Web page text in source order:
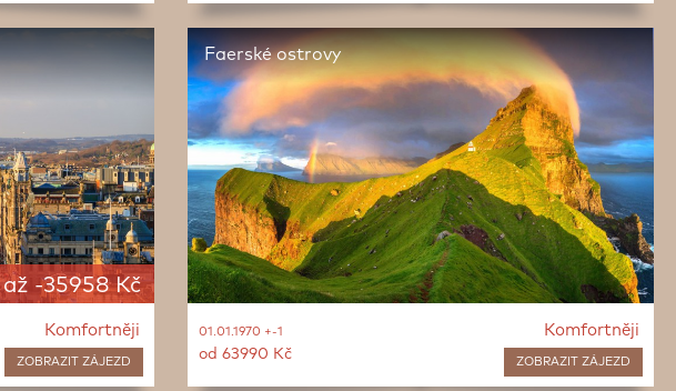
až -35958 Kč
Komfortněji
ZOBRAZITZÁJEZD
Faerské ostrovy
Komfortněji
ZOBRAZIT ZÁJEZD
01.01.1970 +-1
od 63990 Kč